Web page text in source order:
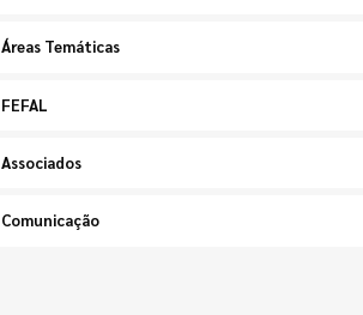
Áreas Temáticas
FEFAL
Associados
Comunicação